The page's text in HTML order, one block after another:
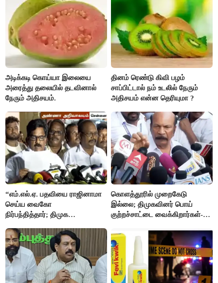
அடிக்கடி கொய்யா இலையை
அரைத்து தலையில் தடவினால்
நேரும் அதிசயம்.
தினம் ரெண்டு கிவி பழம்
சாப்பிட்டால் நம் உடலில் நேரும்
அதிசயம் என்ன தெரியுமா ?
“எம்.எல்.ஏ. பதவியை ராஜினாமா
செய்ய வைகோ
நிர்பந்தித்தார்; திமுக
தொடர்கிறோம்”- மதிமுக
எம்.எல்.ஏக்கள் பரபரப்பு பேட்டி
கொளத்தூரில் முறைகேடு
இல்லை; திமுகவினர் பொய்
குற்றச்சாட்டை வைக்கிறார்கள்-